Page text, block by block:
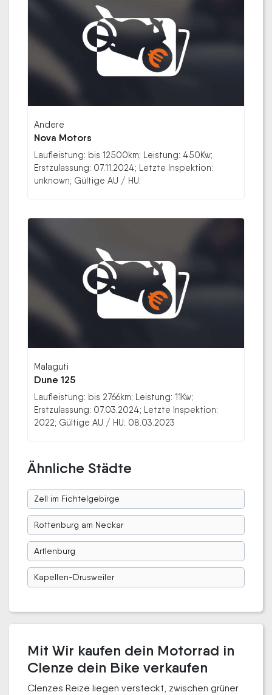
Andere
Nova Motors
Laufleistung: bis 12500km; Leistung: 450Kw;
Erstzulassung: 07.11.2024; Letzte Inspektion:
unknown; Gültige AU / HU:
Malaguti
Dune 125
Laufleistung: bis 2766km; Leistung: 11Kw;
Erstzulassung: 07.03.2024; Letzte Inspektion:
2022; Gültige AU / HU: 08.03.2023
Ähnliche Städte
Zell im Fichtelgebirge
Rottenburg am Neckar
Artlenburg
Kapellen-Drusweiler
Mit Wir kaufen dein Motorrad in
Clenze dein Bike verkaufen
Clenzes Reize liegen versteckt, zwischen grüner